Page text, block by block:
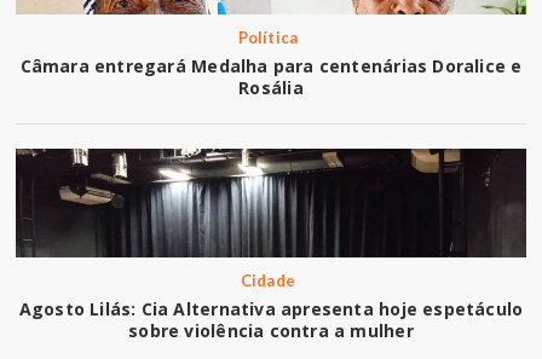
Política
Câmara entregará Medalha para centenárias Doralice e
Rosália
Cidade
Agosto Lilás: Cia Alternativa apresenta hoje espetáculo
sobre violência contra a mulher